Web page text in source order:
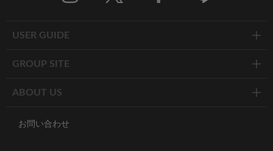
USER GUIDE
GROUP SITE
ABOUT US
お問い合わせ